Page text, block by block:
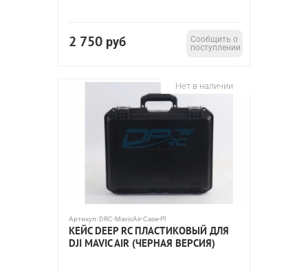
2 750 руб
Сообщить о
поступлении
Нет в наличии
Артикул: DRC-MavicAir-Case-Pl
КЕЙС DEEP RC ПЛАСТИКОВЫЙ ДЛЯ
DJI MAVIC AIR (ЧЕРНАЯ ВЕРСИЯ)